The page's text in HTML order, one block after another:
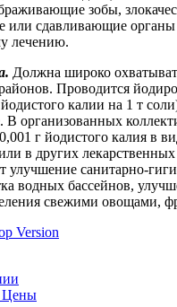
зобы,
или сдавливающие
лечению.
Должна широко
Проводится
калии на 1 т
В организованных
г йодистого калия в
в других
улучшение санитарно-
водных бассейнов,
свежими овощами,
Version
Цены